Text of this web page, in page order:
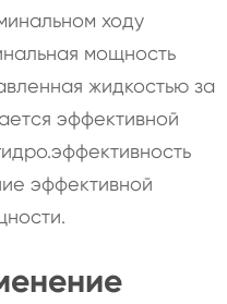
ходу
мощность
жидкостью за
эффективной
эффективной